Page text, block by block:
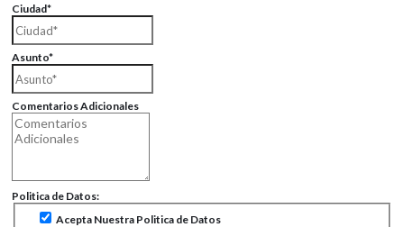
Ciudad*
Asunto*
Comentarios Adicionales
Politica de Datos:
Acepta Nuestra Politica de Datos